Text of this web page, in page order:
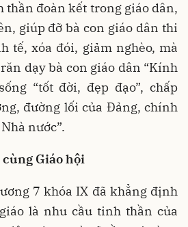
đoàn kết trong giáo dân,
giúp đỡ bà con giáo dân thi
tế, xóa đói, giảm nghèo, mà
dạy bà con giáo dân “Kính
“tốt đời, đẹp đạo”, chấp
đường lối của Đảng, chính
nước”.
Giáo hội
7 khóa IX đã khẳng định
là nhu cầu tinh thần của